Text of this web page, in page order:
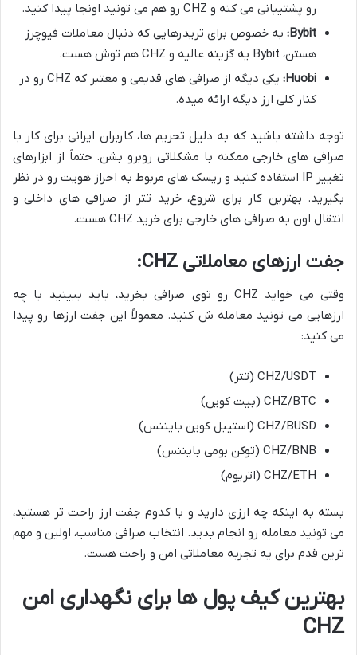
رو پشتیبانی می کنه و CHZ رو هم می تونید اونجا پیدا کنید.
Bybit: به خصوص برای تریدرهایی که دنبال معاملات فیوچرز
هستن، Bybit یه گزینه عالیه و CHZ هم توش هست.
Huobi:
یکی دیگه از صرافی های قدیمی و معتبر که CHZ رو در
کنار کلی ارز دیگه ارائه میده.
توجه داشته باشید که به دلیل تحریم ها، کاربران ایرانی برای کار با
صرافی های خارجی ممکنه با مشکلاتی روبرو بشن. حتماً از ابزارهای
تغییر IP استفاده کنید و ریسک های مربوط به احراز هویت رو در نظر
بگیرید. بهترین کار برای شروع، خرید تتر از صرافی های داخلی و
انتقال اون به صرافی های خارجی برای خرید CHZ هست.
جفت ارزهای معاملاتی CHZ:
وقتی می خواید CHZ رو توی صرافی بخرید، باید ببینید با چه
ارزهایی می تونید معامله ش کنید. معمولاً این جفت ارزها رو پیدا
می کنید:
CHZ/USDT (تتر)
CHZ/BTC (بیت کوین)
CHZ/BUSD (استیبل کوین بایننس)
CHZ/BNB (توکن بومی بایننس)
CHZ/ETH (اتریوم)
بسته به اینکه چه ارزی دارید و با کدوم جفت ارز راحت تر هستید،
می تونید معامله رو انجام بدید. انتخاب صرافی مناسب، اولین و مهم
ترین قدم برای یه تجربه معاملاتی امن و راحت هست.
بهترین کیف پول ها برای نگهداری امن
CHZ